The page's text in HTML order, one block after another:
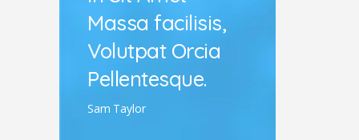
Massa facilisis,
Volutpat Orcia
Pellentesque.
Sam Taylor